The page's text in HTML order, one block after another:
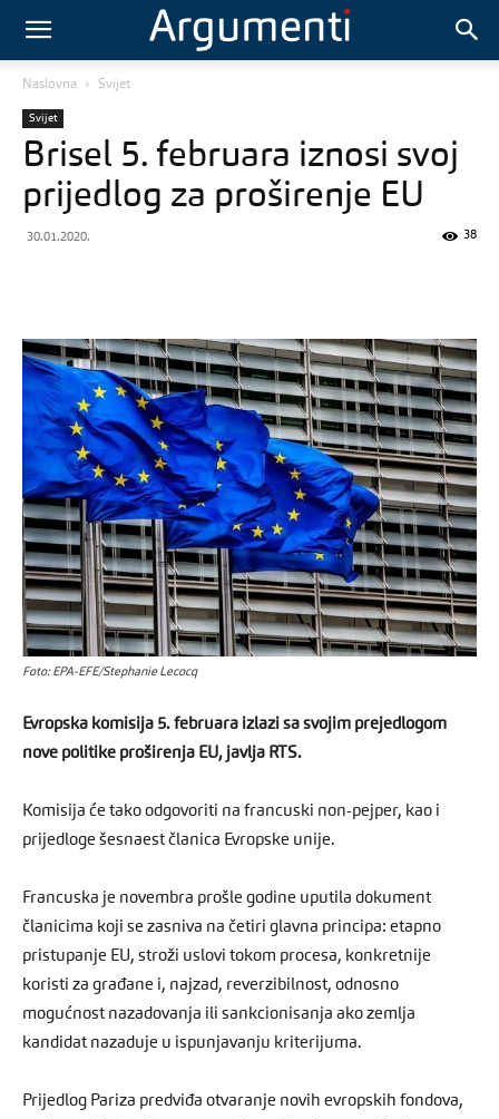
Naslovna Svijet
Svijet
Brisel 5. februara iznosi svoj
prijedlog za proširenje EU
30.01.2020. 38
Foto: EPA-EFE/Stephanie Lecocq
Evropska komisija 5. februara izlazi sa svojim prejedlogom
nove politike proširenja EU, javlja RTS.
Komisija će tako odgovoriti na francuski non-pejper, kao i
prijedloge šesnaest članica Evropske unije.
Francuska je novembra prošle godine uputila dokument
članicima koji se zasniva na četiri glavna principa: etapno
pristupanje EU, stroži uslovi tokom procesa, konkretnije
koristi za građane i, najzad, reverzibilnost, odnosno
mogućnost nazadovanja ili sankcionisanja ako zemlja
kandidat nazaduje u ispunjavanju kriterijuma.
Prijedlog Pariza predviđa otvaranje novih evropskih fondova,